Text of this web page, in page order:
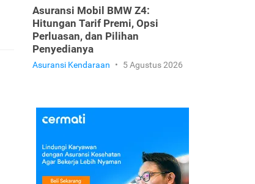
Asuransi Mobil BMW Z4:
Hitungan Tarif Premi, Opsi
Perluasan, dan Pilihan
Penyedianya
Asuransi Kendaraan • 5 Agustus 2026